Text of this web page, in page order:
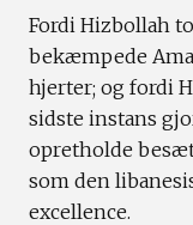
Fordi Hizbollah
bekæmpede
hjerter; og fordi
sidste instans
opretholde
som den
excellence.